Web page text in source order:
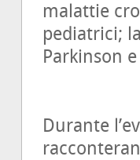
malattie
pediatrici;
Parkinson
Durante